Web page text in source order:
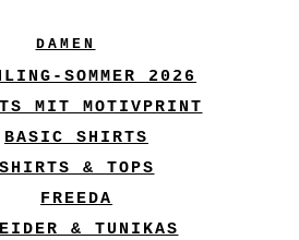
DAMEN
SOMMER 2026
MIT MOTIVPRINT
BASIC SHIRTS
SHIRTS & TOPS
FREEDA
& TUNIKAS